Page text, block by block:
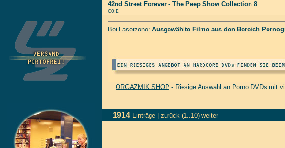
42nd Street Forever - The Peep Show Collection 8
C0:E
Bei Laserzone: Ausgewählte Filme aus den Bereich
ORGAZMIK SHOP - Riesige Auswahl an Porno DVDs mit
1914 Einträge | zurück (1..10) weiter